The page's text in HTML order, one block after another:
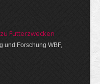
Futterzwecken
und Forschung WBF,